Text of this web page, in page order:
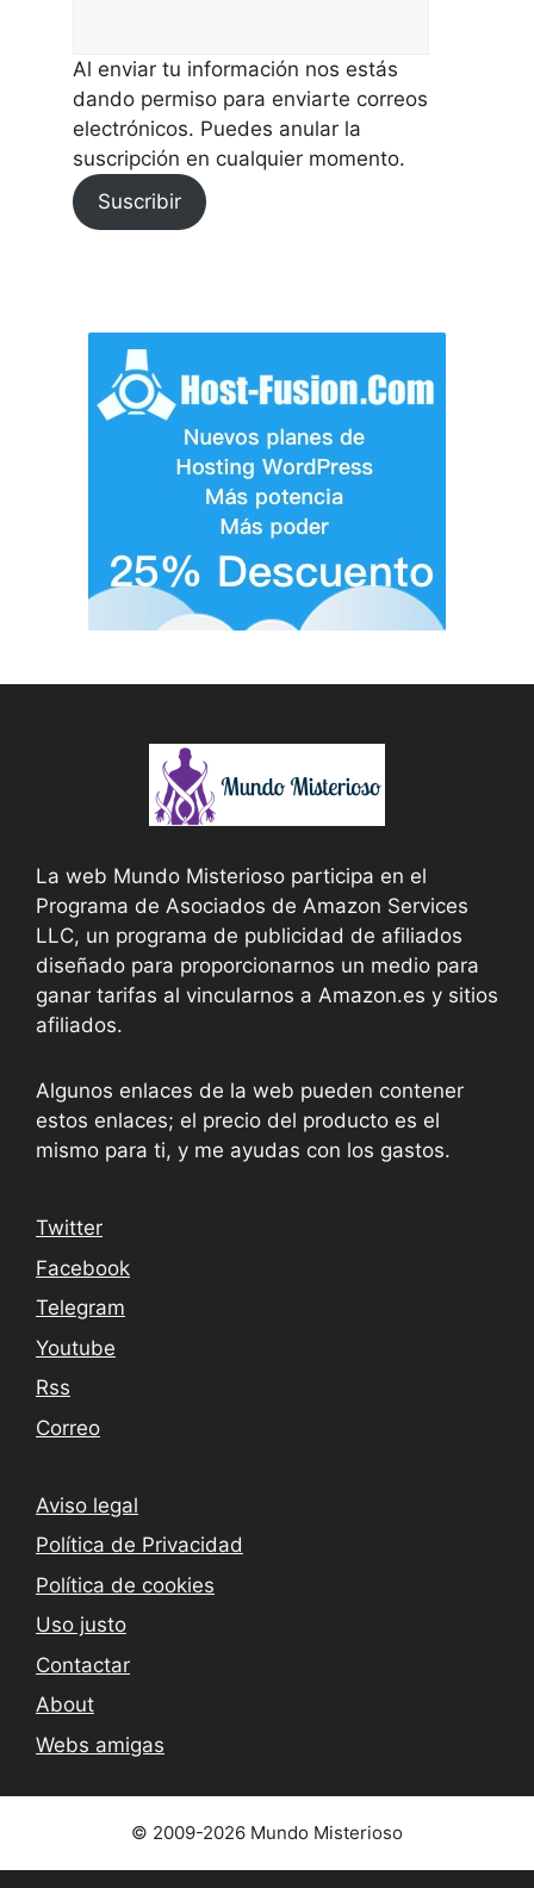
Al enviar tu información nos estás
dando permiso para enviarte correos
electrónicos. Puedes anular la
suscripción en cualquier momento.
Suscribir
La web Mundo Misterioso participa en el
Programa de Asociados de Amazon Services
LLC, un programa de publicidad de afiliados
diseñado para proporcionarnos un medio para
ganar tarifas al vincularnos a Amazon.es y sitios
afiliados.
Algunos enlaces de la web pueden contener
estos enlaces; el precio del producto es el
mismo para ti, y me ayudas con los gastos.
Twitter
Facebook
Telegram
Youtube
Rss
Correo
Aviso legal
Política de Privacidad
Política de cookies
Uso justo
Contactar
About
Webs amigas
© 2009-2026 Mundo Misterioso